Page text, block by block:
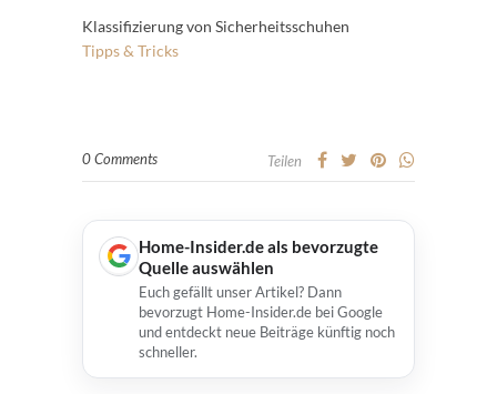
Klassifizierung von Sicherheitsschuhen
Tipps & Tricks
0 Comments Teilen
Home-Insider.de als bevorzugte
Quelle auswählen
Euch gefällt unser Artikel? Dann
bevorzugt Home-Insider.de bei Google
und entdeckt neue Beiträge künftig noch
schneller.